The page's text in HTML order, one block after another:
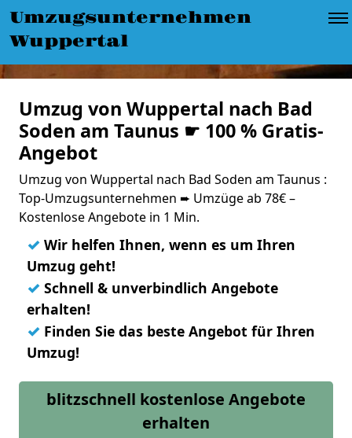
Umzugsunternehmen
Wuppertal
Umzug von Wuppertal nach Bad
Soden am Taunus ☛ 100 % Gratis-
Angebot
Umzug von Wuppertal nach Bad Soden am Taunus :
Top-Umzugsunternehmen ➨ Umzüge ab 78€ –
Kostenlose Angebote in 1 Min.
✓ Wir helfen Ihnen, wenn es um Ihren
Umzug geht!
✓ Schnell & unverbindlich Angebote
erhalten!
✓ Finden Sie das beste Angebot für Ihren
Umzug!
blitzschnell kostenlose Angebote
erhalten